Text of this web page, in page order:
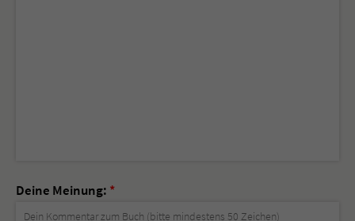
Deine Meinung: *